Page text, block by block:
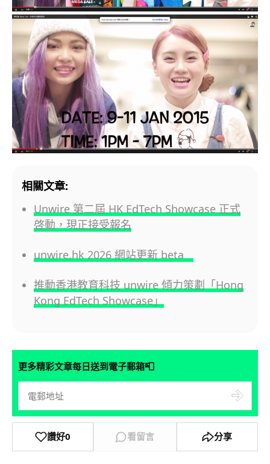
相關文章:
Unwire 第二屆 HK EdTech Showcase 正式
啓動，現正接受報名
unwire.hk 2026 網站更新 beta
推動香港教育科技 unwire 傾力策劃「Hong
Kong EdTech Showcase」
更多精彩文章每日送到電子郵箱📮
讚好0 看留言 分享